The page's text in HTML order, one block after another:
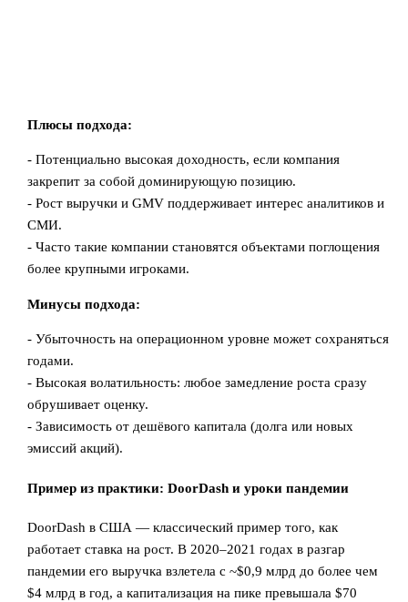
Плюсы подхода:
- Потенциально высокая доходность, если компания
закрепит за собой доминирующую позицию.
- Рост выручки и GMV поддерживает интерес аналитиков и
СМИ.
- Часто такие компании становятся объектами поглощения
более крупными игроками.
Минусы подхода:
- Убыточность на операционном уровне может сохраняться
годами.
- Высокая волатильность: любое замедление роста сразу
обрушивает оценку.
- Зависимость от дешёвого капитала (долга или новых
эмиссий акций).
Пример из практики: DoorDash и уроки пандемии
DoorDash в США — классический пример того, как
работает ставка на рост. В 2020–2021 годах в разгар
пандемии его выручка взлетела с ~$0,9 млрд до более чем
$4 млрд в год, а капитализация на пике превышала $70